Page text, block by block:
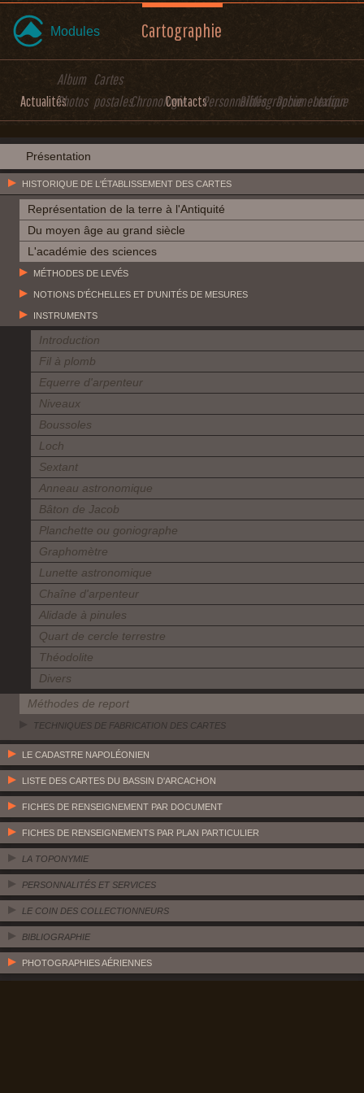
Modules Cartographie
Actualités
Album
Photos
Cartes
postalesChronologieContactsPersonnalitésBibliographieDocumentation
Lexique
Présentation
HISTORIQUE DE L'ÉTABLISSEMENT DES CARTES
Représentation de la terre à l'Antiquité
Du moyen âge au grand siècle
L'académie des sciences
MÉTHODES DE LEVÉS
NOTIONS D'ÉCHELLES ET D'UNITÉS DE MESURES
INSTRUMENTS
Introduction
Fil à plomb
Equerre d'arpenteur
Niveaux
Boussoles
Loch
Sextant
Anneau astronomique
Bâton de Jacob
Planchette ou goniographe
Graphomètre
Lunette astronomique
Chaîne d'arpenteur
Alidade à pinules
Quart de cercle terrestre
Théodolite
Divers
Méthodes de report
TECHNIQUES DE FABRICATION DES CARTES
LE CADASTRE NAPOLÉONIEN
LISTE DES CARTES DU BASSIN D'ARCACHON
FICHES DE RENSEIGNEMENT PAR DOCUMENT
FICHES DE RENSEIGNEMENTS PAR PLAN PARTICULIER
LA TOPONYMIE
PERSONNALITÉS ET SERVICES
LE COIN DES COLLECTIONNEURS
BIBLIOGRAPHIE
PHOTOGRAPHIES AÉRIENNES